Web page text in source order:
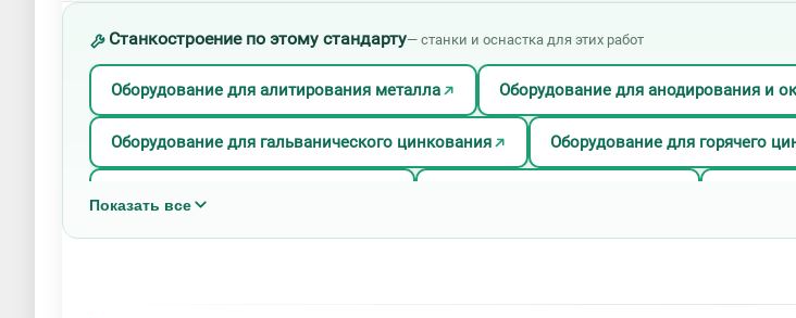
Станкостроение по этому стандарту— станки и оснастка для этих работ
Оборудование для алитирования металла Оборудование для анодирования и
Оборудование для гальванического цинкования Оборудование для горячего
Показать все